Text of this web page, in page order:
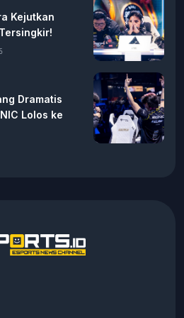
Kejutkan
Dramatis
Lolos ke